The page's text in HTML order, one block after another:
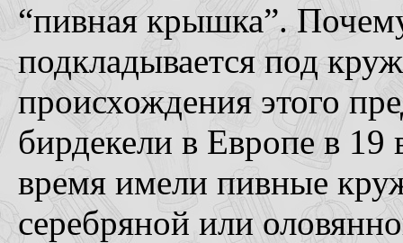
“пивная крышка”.
подкладывается под
происхождения этого
бирдекели в Европе в 19
время имели пивные
серебряной или